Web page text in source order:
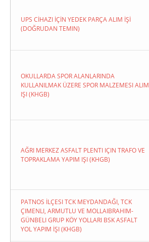
UPS CİHAZI İÇİN YEDEK PARÇA ALIM İŞİ
(DOĞRUDAN TEMIN)
OKULLARDA SPOR ALANLARINDA
KULLANILMAK ÜZERE SPOR MALZEMESI ALIM
IŞI (KHGB)
AĞRI MERKEZ ASFALT PLENTI IÇIN TRAFO VE
TOPRAKLAMA YAPIM IŞI (KHGB)
PATNOS İLÇESI TCK MEYDANDAĞI, TCK
ÇIMENLI, ARMUTLU VE MOLLAIBRAHIM-
GÜNBELI GRUP KÖY YOLLARI BSK ASFALT
YOL YAPIM İŞI (KHGB)